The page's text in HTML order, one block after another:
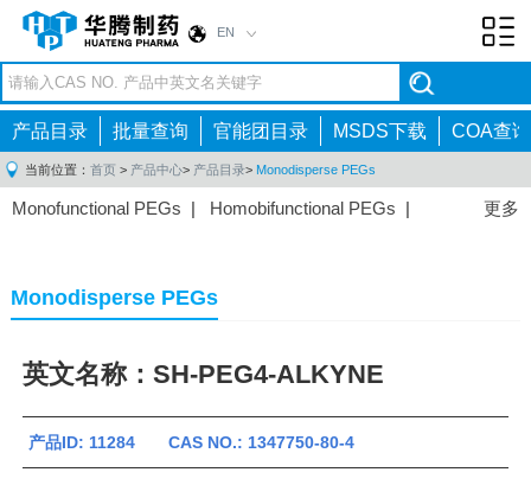
EN
产品目录 批量查询 官能团目录 MSDS下载 COA查询
当前位置： 首页 > 产品中心> 产品目录> Monodisperse PEGs
更多
Monofunctional PEGs | Homobifunctional PEGs |
Monodisperse PEGs
英文名称：SH-PEG4-ALKYNE
产品ID: 11284 CAS NO.: 1347750-80-4